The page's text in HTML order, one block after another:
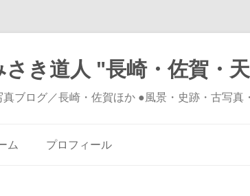
さき道人 "長崎・佐賀・
真ブログ／長崎・佐賀ほか ●風景・史跡・古写真
ム プロフィール